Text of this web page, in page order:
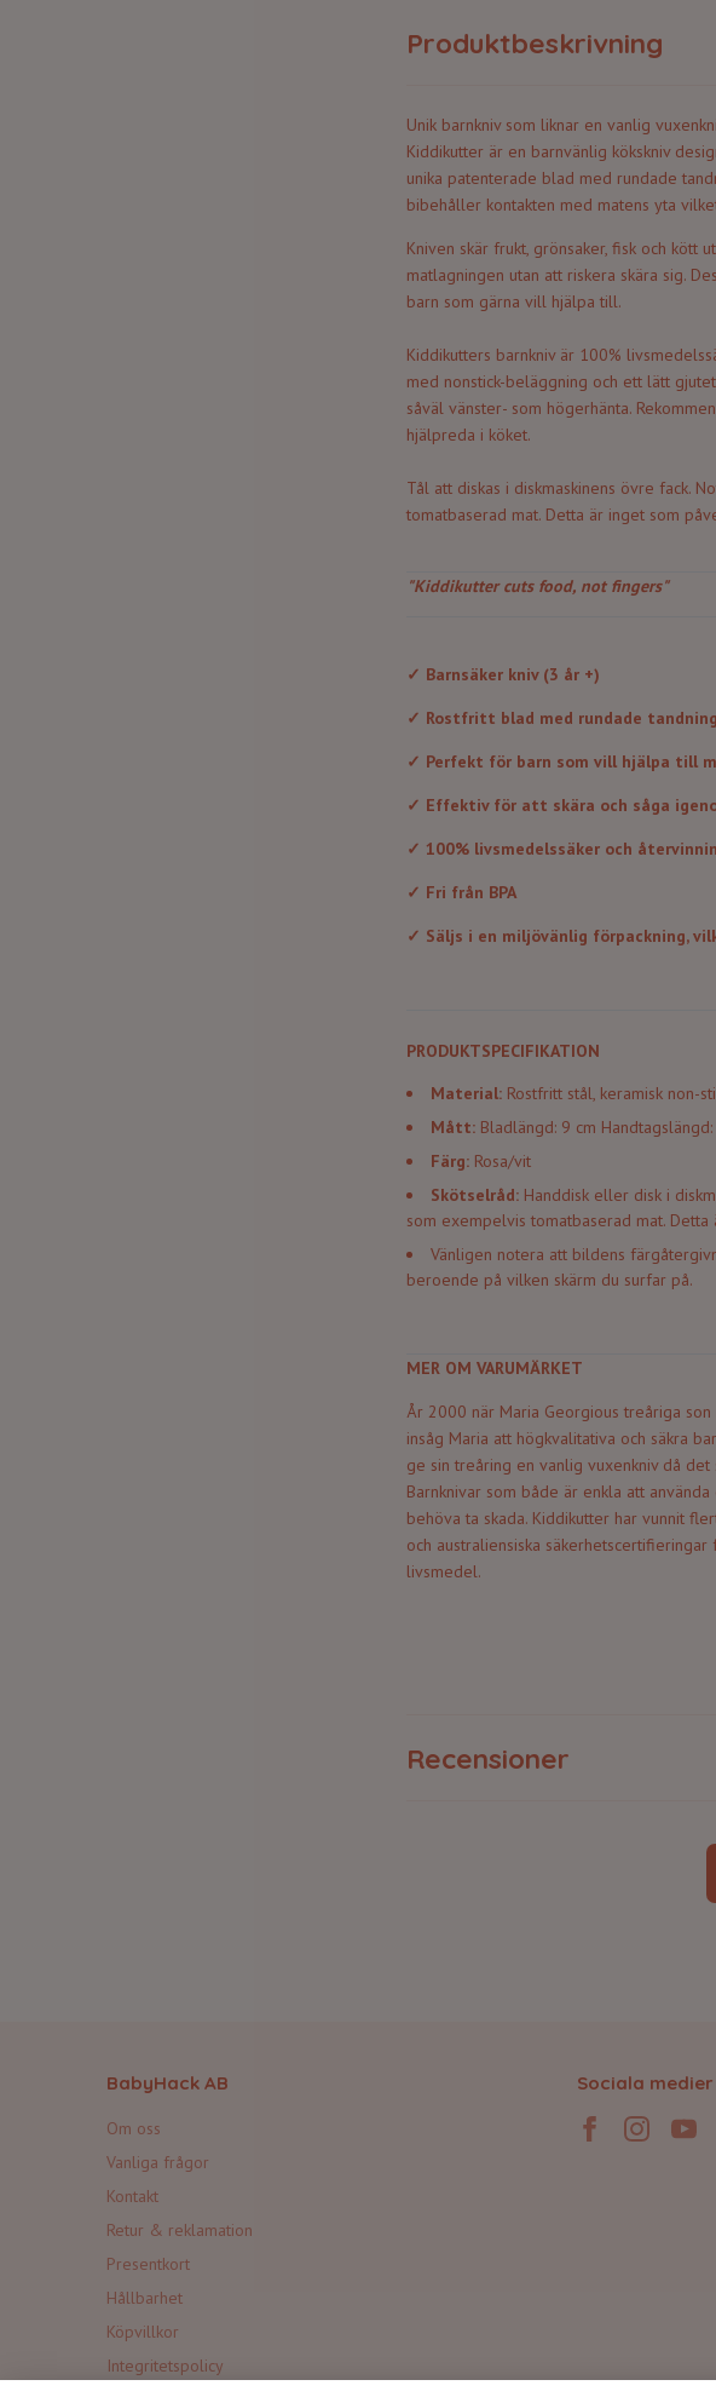
Produktbeskrivning
Unik barnkniv som liknar en vanlig
Kiddikutter är en barnvänlig kökskniv
unika patenterade blad med rundade
bibehåller kontakten med matens yta
Kniven skär frukt, grönsaker, fisk och
matlagningen utan att riskera skära sig.
barn som gärna vill hjälpa till.
Kiddikutters barnkniv är 100%
med nonstick-beläggning och ett lätt
såväl vänster- som högerhänta.
hjälpreda i köket.
Tål att diskas i diskmaskinens övre fack.
tomatbaserad mat. Detta är inget som
"Kiddikutter cuts food, not fingers"
✓ Barnsäker kniv (3 år +)
✓ Rostfritt blad med rundade
✓ Perfekt för barn som vill hjälpa till
✓ Effektiv för att skära och såga
✓ 100% livsmedelssäker och
✓ Fri från BPA
✓ Säljs i en miljövänlig förpackning,
PRODUKTSPECIFIKATION
Material: Rostfritt stål, keramisk non-
Mått: Bladlängd: 9 cm
Färg: Rosa/vit
Skötselråd: Handdisk eller disk i
som exempelvis tomatbaserad mat.
Vänligen notera att bildens
beroende på vilken skärm du surfar på.
MER OM VARUMÄRKET
År 2000 när Maria Georgious treåriga
insåg Maria att högkvalitativa och säkra
ge sin treåring en vanlig vuxenkniv då
Barnknivar som både är enkla att
behöva ta skada. Kiddikutter har vunnit
och australiensiska
livsmedel.
Recensioner
BabyHack AB
Om oss
Vanliga frågor
Kontakt
Retur & reklamation
Presentkort
Hållbarhet
Köpvillkor
Integritetspolicy
Sociala medier